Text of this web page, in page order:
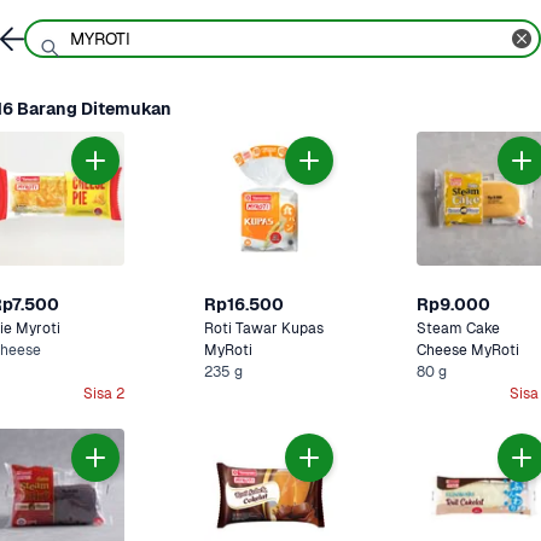
Barang Ditemukan
Myroti
Sisa 2
Rp16.500
Roti Tawar Kupas
MyRoti
235 g
Rp9.000
Steam Cake
Cheese MyRoti
80 g